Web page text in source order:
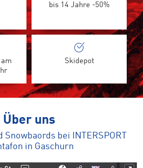
bis 14 Jahre -50%
Skidepot
Über uns
bei INTERSPORT
in Gaschurn